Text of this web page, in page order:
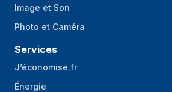
Image et Son
Photo et Caméra
Services
J’économise.fr
Énergie